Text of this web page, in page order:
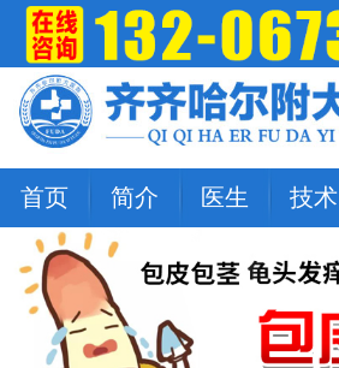
首页 简介 医生 技术